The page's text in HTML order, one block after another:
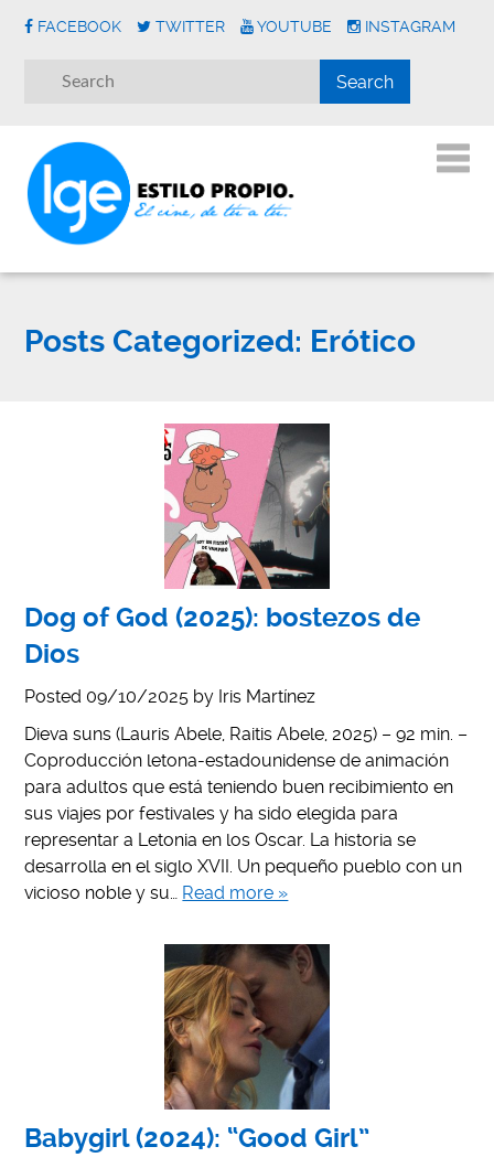
FACEBOOK TWITTER YOUTUBE INSTAGRAM
Posts Categorized: Erótico
Dog of God (2025): bostezos de
Dios
Posted 09/10/2025 by Iris Martínez
Dieva suns (Lauris Abele, Raitis Abele, 2025) – 92 min. –
Coproducción letona-estadounidense de animación
para adultos que está teniendo buen recibimiento en
sus viajes por festivales y ha sido elegida para
representar a Letonia en los Oscar. La historia se
desarrolla en el siglo XVII. Un pequeño pueblo con un
vicioso noble y su… Read more »
Babygirl (2024): “Good Girl”